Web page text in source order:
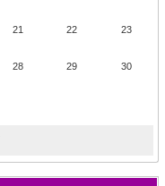
21 22 23
28 29 30